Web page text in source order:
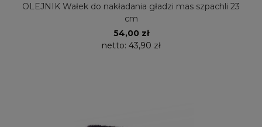
OLEJNIK Wałek do nakładania gładzi mas szpachli 23
cm
54,00 zł
netto: 43,90 zł